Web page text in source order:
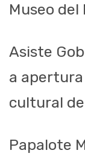
Museo del
Asiste
a
cultural
Papalote